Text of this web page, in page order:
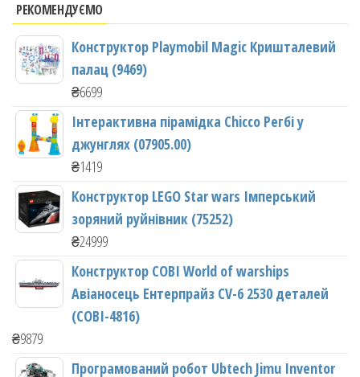
РЕКОМЕНДУЄМО
Конструктор Playmobil Magic Кришталевий
палац (9469)
₴6699
Інтерактивна пірамідка Chicco Регбі у
джунглях (07905.00)
₴1419
Конструктор LEGO Star wars Імперський
зоряний руйнівник (75252)
₴24999
Конструктор COBI World of warships
Авіаносець Ентерпрайз CV-6 2530 деталей
(COBI-4816)
₴9879
Програмований робот Ubtech Jimu Inventor